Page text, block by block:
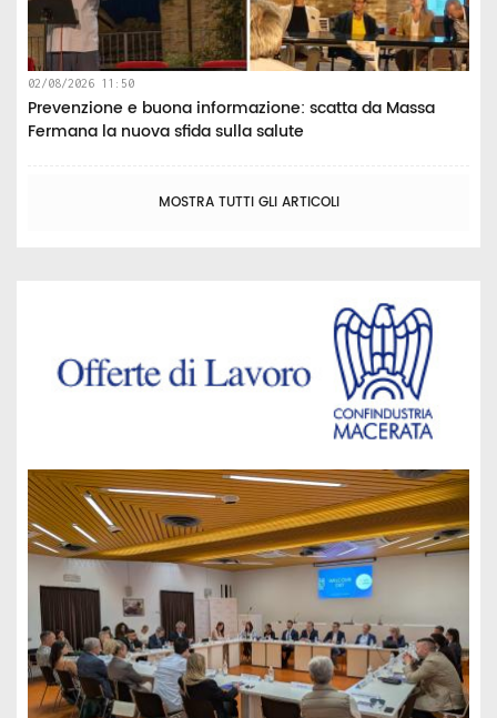
02/08/2026 11:50
Prevenzione e buona informazione: scatta da Massa
Fermana la nuova sfida sulla salute
MOSTRA TUTTI GLI ARTICOLI